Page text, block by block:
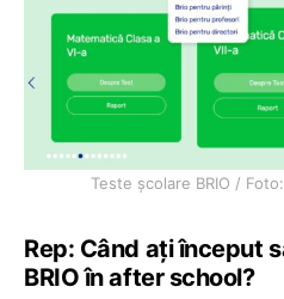
Teste școlare BRIO / Foto:
Rep: Când ați început
BRIO în after school?